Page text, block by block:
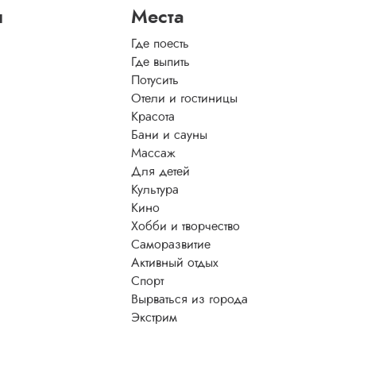
Места
Где поесть
Где выпить
Потусить
Отели и гостиницы
Красота
Бани и сауны
Массаж
Для детей
Культура
Кино
Хобби и творчество
Саморазвитие
Активный отдых
Спорт
Вырваться из города
Экстрим